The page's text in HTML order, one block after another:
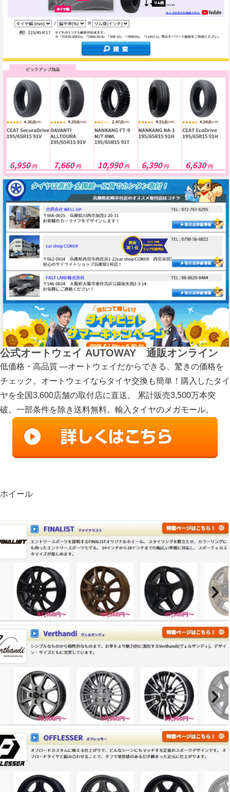
公式オートウェイ AUTOWAY 通販オンライン
低価格・高品質 —オートウェイだからできる、驚きの価格を
チェック。オートウェイならタイヤ交換も簡単！購入したタイ
ヤを全国3,600店舗の取付店に直送。 累計販売3,500万本突
破。一部条件を除き送料無料。輸入タイヤのメガモール。
ホイール